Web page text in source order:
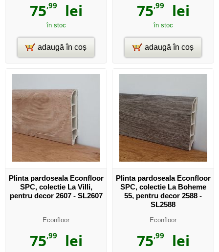
75,99 lei
în stoc
adaugă în coș
75,99 lei
în stoc
adaugă în coș
Plinta pardoseala Econfloor
SPC, colectie La Villi,
pentru decor 2607 - SL2607
Econfloor
75,99 lei
Plinta pardoseala Econfloor
SPC, colectie La Boheme
55, pentru decor 2588 -
SL2588
Econfloor
75,99 lei